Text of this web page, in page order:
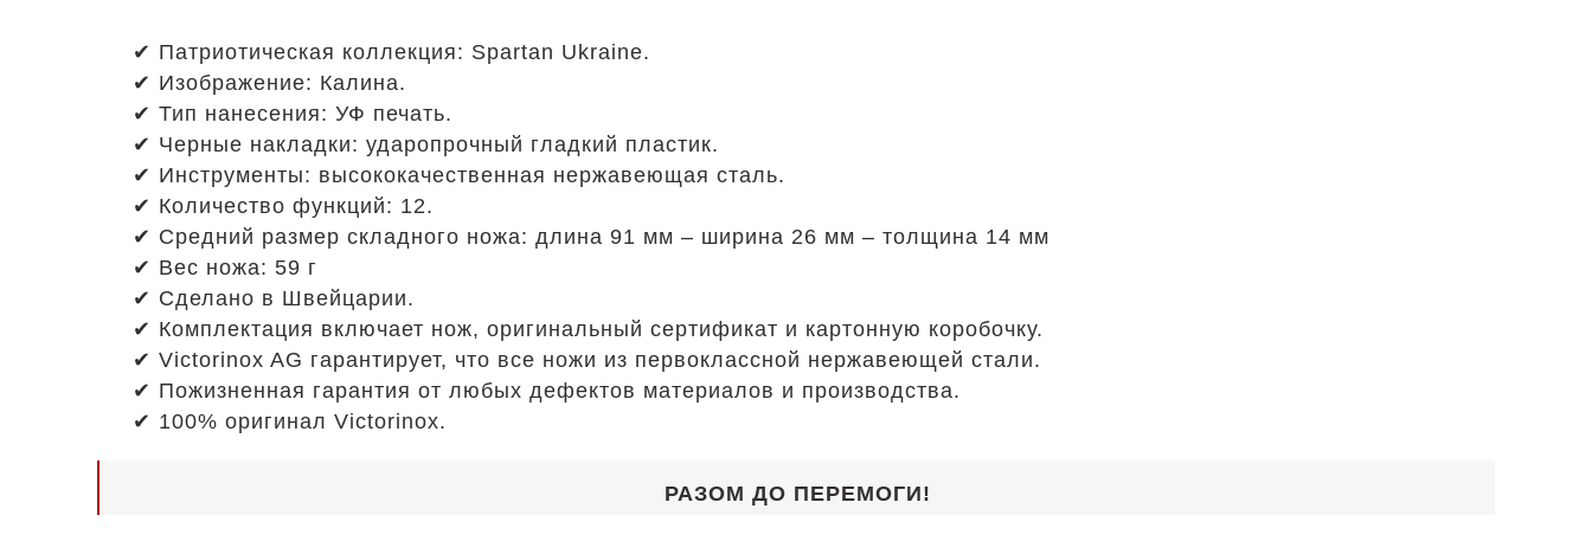
✔ Патриотическая коллекция: Spartan Ukraine.
✔ Изображение: Калина.
✔ Тип нанесения: УФ печать.
✔ Черные накладки: ударопрочный гладкий пластик.
✔ Инструменты: высококачественная нержавеющая сталь.
✔ Количество функций: 12.
✔ Средний размер складного ножа: длина 91 мм – ширина 26 мм – толщина 14 мм
✔ Вес ножа: 59 г
✔ Сделано в Швейцарии.
✔ Комплектация включает нож, оригинальный сертификат и картонную коробочку.
✔ Victorinox AG гарантирует, что все ножи из первоклассной нержавеющей стали.
✔ Пожизненная гарантия от любых дефектов материалов и производства.
✔ 100% оригинал Victorinox.
РАЗОМ ДО ПЕРЕМОГИ!